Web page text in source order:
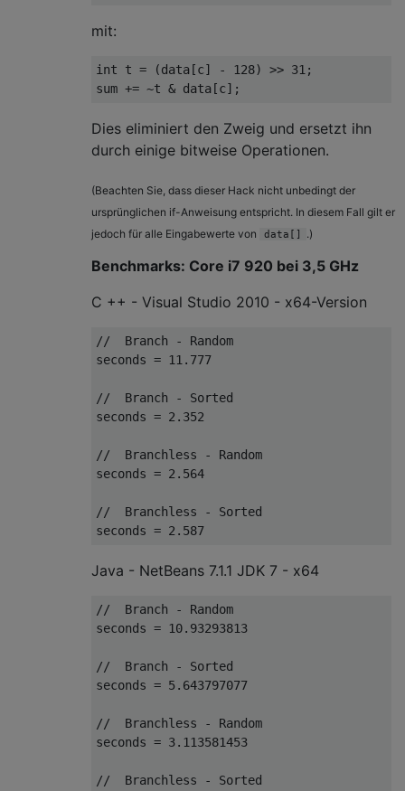
mit:
int t = (data [c] - 128) >> 31 ;
sum += ~t & data [c];
Dies eliminiert den Zweig und ersetzt ihn
durch einige bitweise Operationen.
(Beachten Sie, dass dieser Hack nicht unbedingt der
ursprünglichen if-Anweisung entspricht. In diesem Fall gilt er
jedoch für alle Eingabewerte von
data[] .)
Benchmarks: Core i7 920 bei 3,5 GHz
C ++ - Visual Studio 2010 - x64-Version
//  Branch - Random
seconds = 11.777
//  Branch - Sorted
seconds = 2.352
//  Branchless - Random
seconds = 2.564
//  Branchless - Sorted
seconds = 2.587
Java - NetBeans 7.1.1 JDK 7 - x64
//  Branch - Random
seconds = 10.93293813
//  Branch - Sorted
seconds = 5.643797077
//  Branchless - Random
seconds = 3.113581453
//  Branchless - Sorted